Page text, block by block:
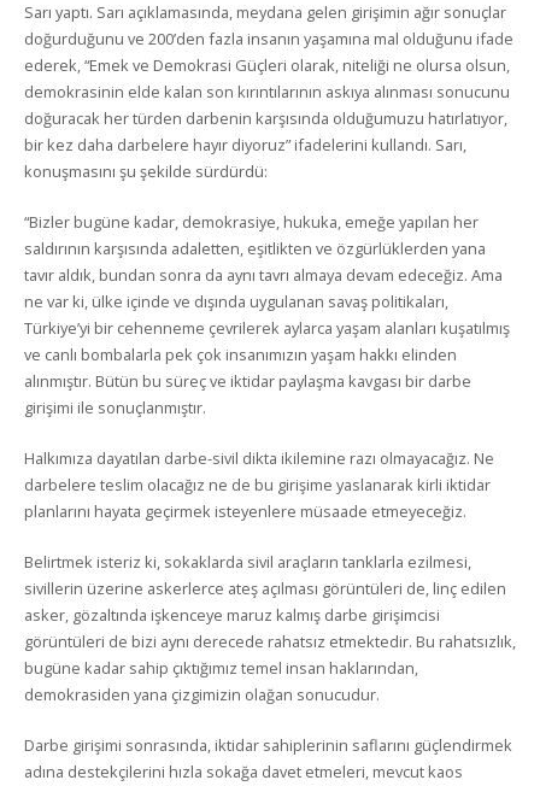
Sarı yaptı. Sarı açıklamasında, meydana gelen girişimin ağır sonuçlar
doğurduğunu ve 200’den fazla insanın yaşamına mal olduğunu ifade
ederek, “Emek ve Demokrasi Güçleri olarak, niteliği ne olursa olsun,
demokrasinin elde kalan son kırıntılarının askıya alınması sonucunu
doğuracak her türden darbenin karşısında olduğumuzu hatırlatıyor,
bir kez daha darbelere hayır diyoruz” ifadelerini kullandı. Sarı,
konuşmasını şu şekilde sürdürdü:
“Bizler bugüne kadar, demokrasiye, hukuka, emeğe yapılan her
saldırının karşısında adaletten, eşitlikten ve özgürlüklerden yana
tavır aldık, bundan sonra da aynı tavrı almaya devam edeceğiz. Ama
ne var ki, ülke içinde ve dışında uygulanan savaş politikaları,
Türkiye’yi bir cehenneme çevrilerek aylarca yaşam alanları kuşatılmış
ve canlı bombalarla pek çok insanımızın yaşam hakkı elinden
alınmıştır. Bütün bu süreç ve iktidar paylaşma kavgası bir darbe
girişimi ile sonuçlanmıştır.
Halkımıza dayatılan darbe-sivil dikta ikilemine razı olmayacağız. Ne
darbelere teslim olacağız ne de bu girişime yaslanarak kirli iktidar
planlarını hayata geçirmek isteyenlere müsaade etmeyeceğiz.
Belirtmek isteriz ki, sokaklarda sivil araçların tanklarla ezilmesi,
sivillerin üzerine askerlerce ateş açılması görüntüleri de, linç edilen
asker, gözaltında işkenceye maruz kalmış darbe girişimcisi
görüntüleri de bizi aynı derecede rahatsız etmektedir. Bu rahatsızlık,
bugüne kadar sahip çıktığımız temel insan haklarından,
demokrasiden yana çizgimizin olağan sonucudur.
Darbe girişimi sonrasında, iktidar sahiplerinin saflarını güçlendirmek
adına destekçilerini hızla sokağa davet etmeleri, mevcut kaos